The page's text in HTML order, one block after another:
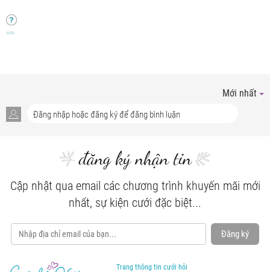
Mới nhất
đăng ký nhận tin
Cập nhật qua email các chương trình khuyến mãi mới
nhất, sự kiện cưới đặc biệt...
Đăng ký
Trang thông tin cưới hỏi